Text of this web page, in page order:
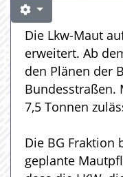
Die Lkw-Maut
erweitert. Ab
den Plänen der
Bundesstraßen.
7,5 Tonnen
Die BG Fraktion
geplante